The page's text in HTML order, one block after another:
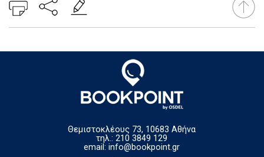
Θεμιστοκλέους 73, 10683 Αθήνα
τηλ.: 210 3849 129
email:info@bookpoint.gr